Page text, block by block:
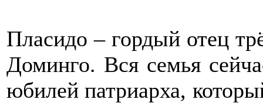
Пласидо – гордый отец
Доминго. Вся семья
юбилей патриарха,